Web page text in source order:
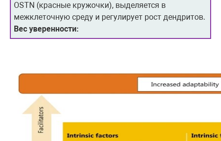
OSTN (красные кружочки), выделяется в
межклеточную среду и регулирует рост дендритов.
Вес уверенности: